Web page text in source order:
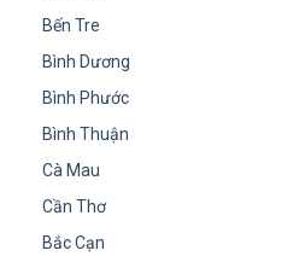
Bến Tre
Bình Dương
Bình Phước
Bình Thuận
Cà Mau
Cần Thơ
Bắc Cạn